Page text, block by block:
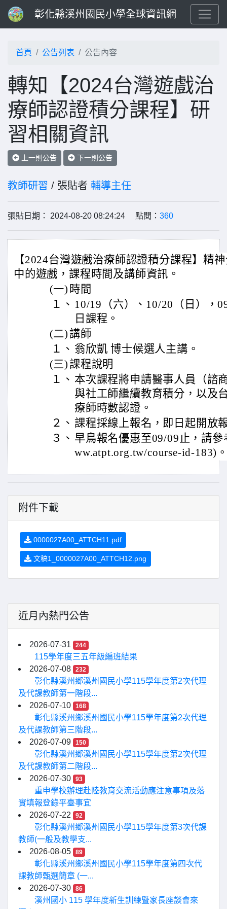
彰化縣溪州國民小學全球資訊網
首頁 公告列表 公告內容
轉知【2024台灣遊戲治
療師認證積分課程】研
習相關資訊
上一則公告 下一則公告
教師研習 / 張貼者 輔導主任
張貼日期： 2024-08-20 08:24:24 點閱： 360
【2024台灣遊戲治療師認證積分課程】精
中的遊戲，課程時間及講師資訊。
(一) 時間
１、 10/19（六）、10/20（日），
日課程。
(二)講師
１、 翁欣凱 博士候選人主講。
(三)課程說明
１、 本次課程將申請醫事人員（諮
與社工師繼續教育積分，以及
療師時數認證。
２、 課程採線上報名，即日起開放
３、 早鳥報名優惠至09/09止，請
ww.atpt.org.tw/course-id-183)
附件下載
0000027A00_ATTCH11.pdf
文稿1_0000027A00_ATTCH12.png
近月內熱門公告
2026-07-31 244
115學年度三五年級編班結果
2026-07-08
232
彰化縣溪州鄉溪州國民小學115學年度第2次代理
及代課教師第一階段...
2026-07-10
168
彰化縣溪州鄉溪州國民小學115學年度第2次代理
及代課教師第三階段...
2026-07-09
150
彰化縣溪州鄉溪州國民小學115學年度第2次代理
及代課教師第二階段...
2026-07-30
93
重申學校辦理赴陸教育交流活動應注意事項及落
實填報登錄平臺事宜
2026-07-22
92
彰化縣溪州鄉溪州國民小學115學年度第3次代課
教師(一般及教學支...
2026-08-05
89
彰化縣溪州鄉溪州國民小學115學年度第四次代
課教師甄選簡章 (一...
2026-07-30
86
溪州國小 115 學年度新生訓練暨家長座談會來